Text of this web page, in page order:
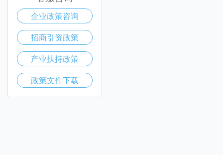
企业政策咨询
招商引资政策
产业扶持政策
政策文件下载